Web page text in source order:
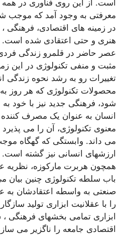
است. از این روی فناوری در
معرفتی به وجود آمد که موجب
در زمینه های اقتصادی، فرهنگی
هنری و حتی اعتقادی شده است.
عصر حاضر در قلمرو زندگی
مثبت و منفی تکنولوژی در این
تغییرات رو به رشد نحوه
محصولات تکنولوژی که هر روز
شود، فرهنگی جدید نیز با خود به
انسان به عنوان یک مصرف
معنوی تکنولوژی، آن را می
می داند. وابستگی که گهگاه
ارزشهای انسانی نیز گشته است.
همچون هربرت مارکوزه، نظریه
باب سلطه تکنولوژی چنین بیان
صنعتی به واسطه اعتقادشان به
را با عقلانیت ابزاری تولید
ابزاری تمامی بخشهای فرهنگی
اقتصادی جامعه را ناگزیر می